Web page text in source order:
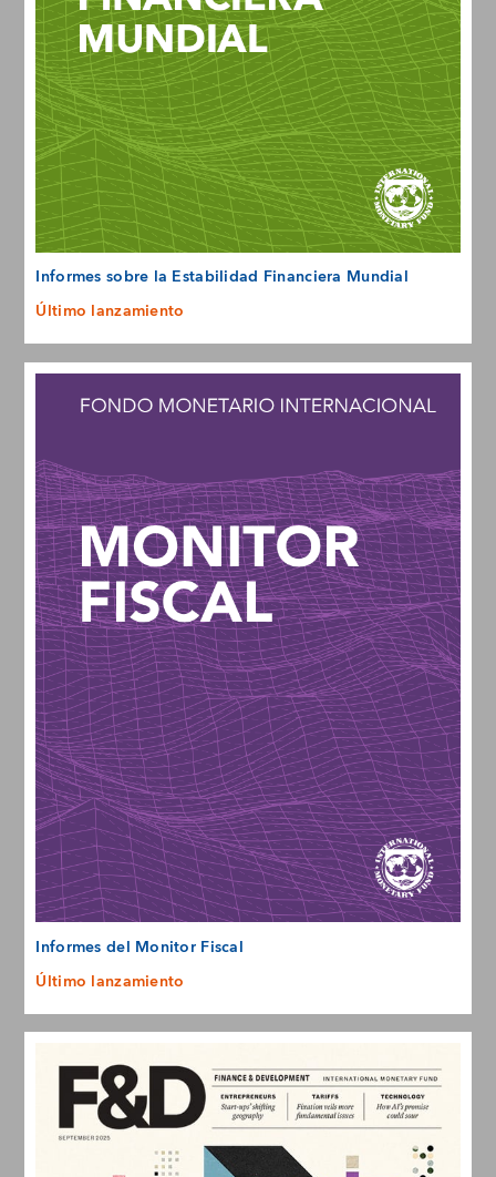
Informes sobre la Estabilidad Financiera Mundial
Último lanzamiento
Informes del Monitor Fiscal
Último lanzamiento